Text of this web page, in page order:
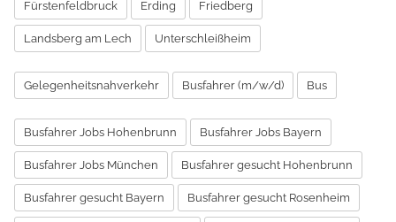
Fürstenfeldbruck Erding Friedberg
Landsberg am Lech Unterschleißheim
Gelegenheitsnahverkehr Busfahrer (m/w/d) Bus
Busfahrer Jobs Hohenbrunn Busfahrer Jobs Bayern
Busfahrer Jobs München Busfahrer gesucht Hohenbrunn
Busfahrer gesucht Bayern Busfahrer gesucht Rosenheim